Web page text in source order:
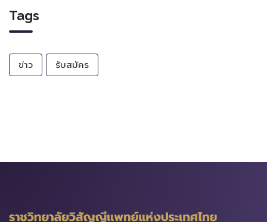
Tags
ข่าว รับสมัคร